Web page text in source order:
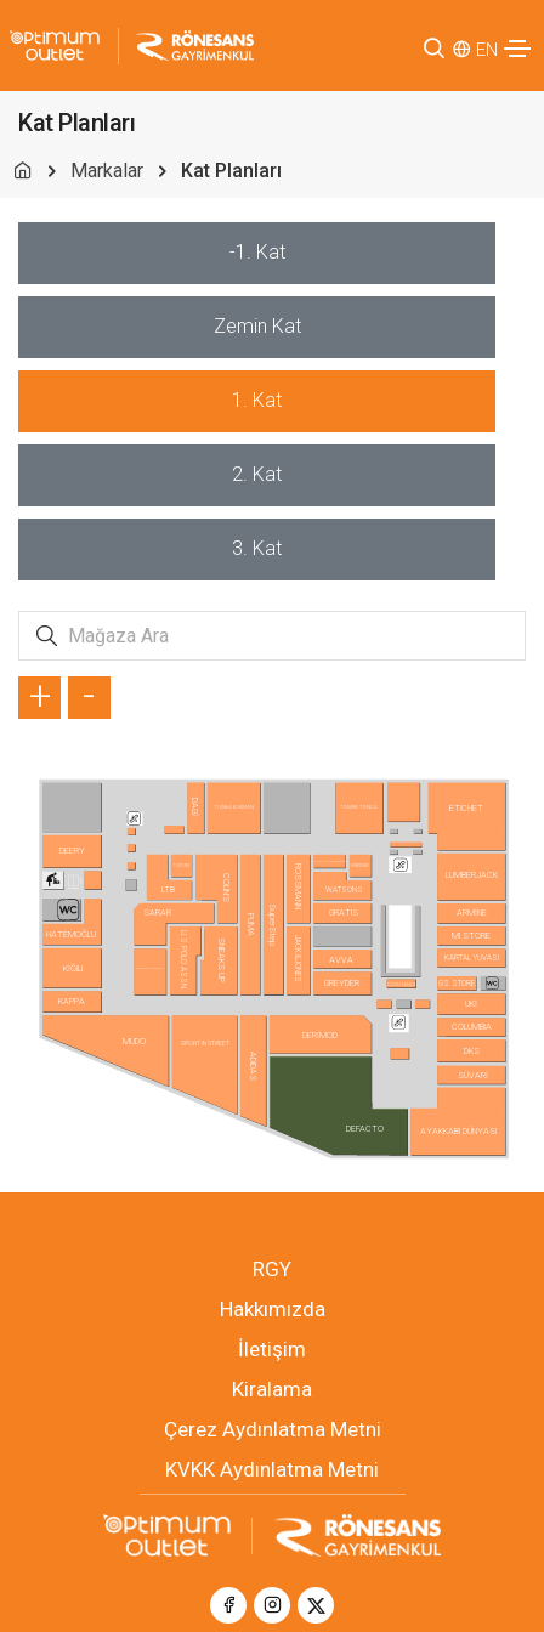
EN
Kat Planları
Markalar Kat Planları
-1. Kat
Zemin Kat
1. Kat
2. Kat
3. Kat
ADIDAS
ARMİNE
AURA ACCESSORİES
AVVA
AYAKKABI DÜNYASI
COLUMBIA
DAGİ
DEERY
DEFACTO
DERİMOD
DKS
ETICHET
GRATIS
GREYDER
HATEMOĞLU
KAPPA
KİĞILI
LTB
LUMBERJACK
MI STORE
MUDO
PUMA
REEDER
ROSSMANN
SARAR
SÜVARİ
TUĞBA & NİHAN
U.S POLO ASSN.
UKİ
WATSONS
SNEAKS UP
SPORT IN STREET
GS STORE
JACK&JONES
COLIN'S
TUDORS
SuperStep
KARTAL YUVASI
CLOU NAILS
TAMER TANCA
+ -
RGY
Hakkımızda
İletişim
Kiralama
Çerez Aydınlatma Metni
KVKK Aydınlatma Metni